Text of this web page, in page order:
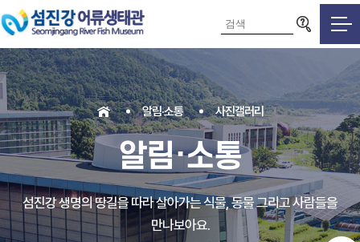
검색영역
알림·소통 사진갤러리
알림·소통
섬진강 생명의 땅길을 따라 살아가는 식물, 동물 그리고 사람들을
만나보아요.